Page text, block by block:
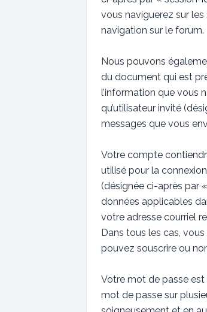
vous naviguerez sur
navigation sur le forum.
Nous pouvons
du document qui est
l’information que vous
qu’utilisateur invité
messages que vous
Votre compte
utilisé pour la
(désignée ci-après par
données applicables
votre adresse courriel
Dans tous les cas,
pouvez souscrire ou
Votre mot de passe est
mot de passe sur